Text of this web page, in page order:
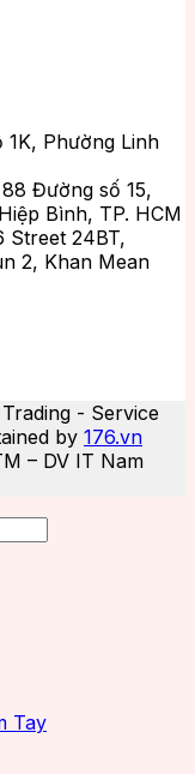
Phường Linh
Đường số 15,
Bình, TP. HCM
Street 24BT,
2, Khan Mean
- Service
by 176.vn
– DV IT Nam
Tay